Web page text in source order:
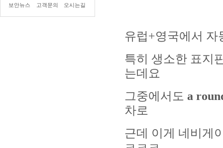
보안뉴스 고객문의 오시는길
유럽+영국에서 자
특히 생소한 표지
는데요
그중에서도 a
차로
근데 이게 네비게